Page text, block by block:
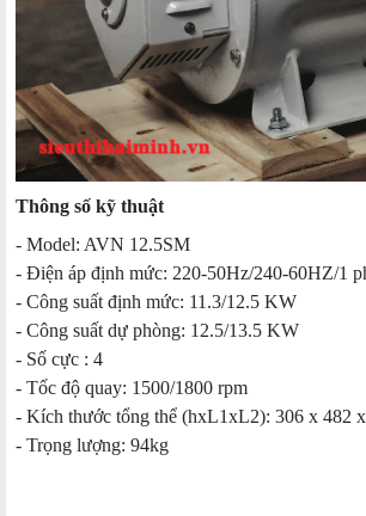
Thông số kỹ thuật
- Model: AVN 12.5SM
- Điện áp định mức: 220-50Hz/240-60HZ/1
- Công suất định mức: 11.3/12.5 KW
- Công suất dự phòng: 12.5/13.5 KW
- Số cực : 4
- Tốc độ quay: 1500/1800 rpm
- Kích thước tổng thể (hxL1xL2): 306 x 482
- Trọng lượng: 94kg